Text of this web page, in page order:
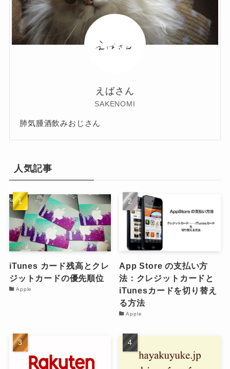
えばさん
SAKENOMI
肺気腫酒飲みおじさん
人気記事
iTunes カード残高とクレ
ジットカードの優先順位
Apple
App Store の支払い方
法：クレジットカードと
iTunesカードを切り替え
る方法
Apple